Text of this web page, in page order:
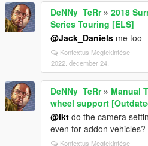
DeNNy_TeRr» 2018
Series Touring [ELS]
@Jack_Daniels me too
Kontextus Megtekintése
2022. december 24.
DeNNy_TeRr» Manual
wheel support
@ikt do the camera
even for addon vehicles?
Kontextus Megtekintése